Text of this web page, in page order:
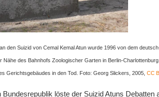
den Suizid von Cemal Kemal Atun wurde 1996 von dem
Nähe des Bahnhofs Zoologischer Garten in Berlin-
Gerichtsgebäudes in den Tod. Foto: Georg Slickers, 2005, CC
Bundesrepublik löste der Suizid Atuns